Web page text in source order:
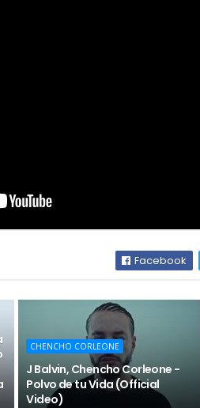
Facebook
CHENCHO CORLEONE
J Balvin, Chencho Corleone -
Polvo de tu Vida (Official
Video)